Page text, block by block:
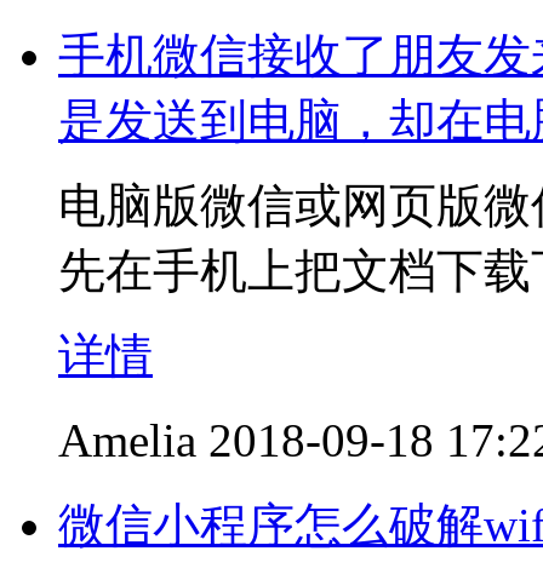
手机微信接收了朋友
是发送到电脑，却在
电脑版微信或网页版
先在手机上把文档下
详情
Amelia 2018-09-18
微信小程序怎么破解